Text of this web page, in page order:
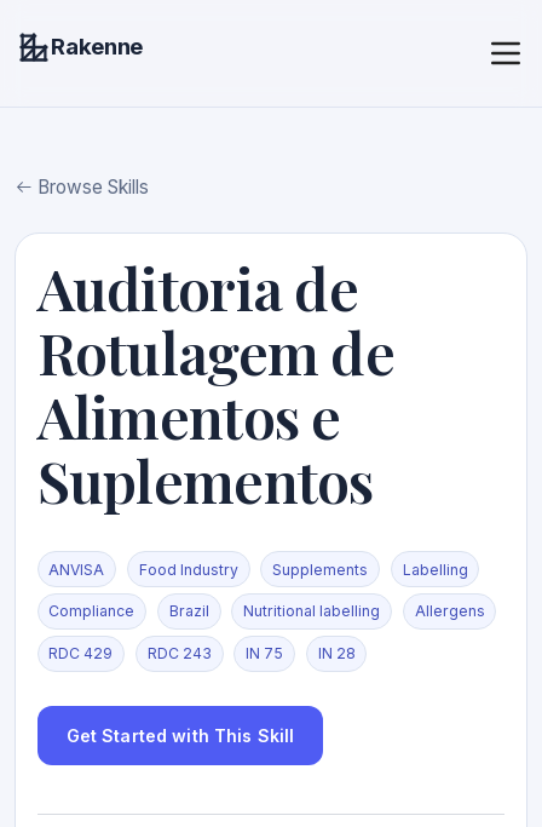
Rakenne
Browse Skills
Auditoria de
Rotulagem de
Alimentos e
Suplementos
ANVISA Food Industry Supplements Labelling
Compliance Brazil Nutritional labelling Allergens
RDC 429 RDC 243 IN 75 IN 28
Get Started with This Skill